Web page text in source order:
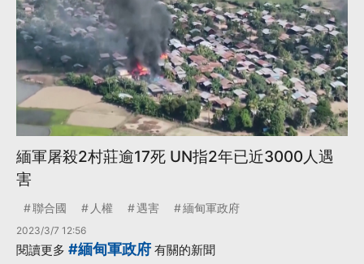
緬軍屠殺2村莊逾17死 UN指2年已近3000人遇
害
聯合國 人權 遇害 緬甸軍政府
2023/3/7 12:56
閱讀更多 #緬甸軍政府 有關的新聞